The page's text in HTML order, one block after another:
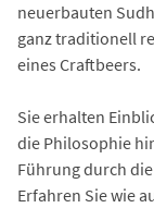
neuerbauten
ganz traditionell
eines Craftbeers.
Sie erhalten
die Philosophie
Führung durch
Erfahren Sie wie